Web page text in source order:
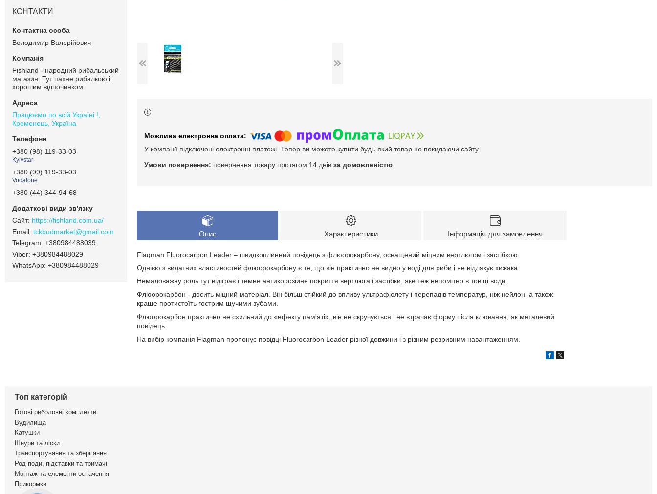
У компанії підключені електронні платежі. Тепер ви можете купити будь-який товар не покидаючи сайту.
повернення товару протягом 14 днів за домовленістю
Опис Характеристики Інформація для замовлення
Flagman Fluorocarbon Leader – швидкоплинний повідець з флюорокарбону, оснащений міцним вертлюгом і застібкою.
Однією з видатних властивостей флюорокарбону є те, що він практично не видно у воді для риби і не відлякує хижака.
Немаловажну роль тут відіграє і темне антикорозійне покриття вертлюга і застібки, яке теж непомітно в товщі води.
Флюорокарбон - досить міцний матеріал. Він більш стійкий до впливу ультрафіолету і перепадів температур, ніж нейлон, а також
краще протистоїть гострим щучими зубами.
Флюорокарбон практично не схильний до «ефекту пам'яті», він не скручується і не втрачає форму після клювання, як металевий
повідець.
На вибір компанія Flagman пропонує повідці Fluorocarbon Leader різної довжини і з різним розривним навантаженням.
КОНТАКТИ
Володимир Валерійович
Fishland - народний рибальський
магазин. Тут пахне рибалкою і
хорошим відпочинком
Працюємо по всій Україні !,
Кременець, Україна
+380 (98) 119-33-03
Kyivstar
+380 (99) 119-33-03
Vodafone
+380 (44) 344-94-68
https://fishland.com.ua/
tckbudmarket@gmail.com
+380984488039
+380984488029
+380984488029
Топ категорій
Готові риболовні комплекти
Вудилища
Катушки
Шнури та ліски
Транспортування та зберігання
Род-поди, підставки та тримачі
Монтаж та елементи осначення
Прикормки